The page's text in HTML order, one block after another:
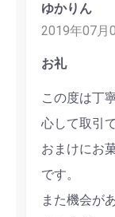
ゆかりん
2019年07月
お礼
この度は丁
心して取引
おまけにお
です。
また機会が